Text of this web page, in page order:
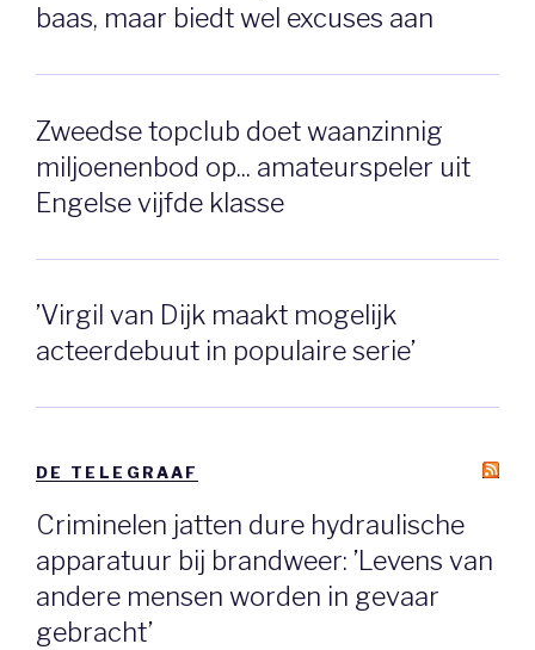
baas, maar biedt wel excuses aan
Zweedse topclub doet waanzinnig
miljoenenbod op... amateurspeler uit
Engelse vijfde klasse
’Virgil van Dijk maakt mogelijk
acteerdebuut in populaire serie’
DE TELEGRAAF
Criminelen jatten dure hydraulische
apparatuur bij brandweer: ’Levens van
andere mensen worden in gevaar
gebracht’